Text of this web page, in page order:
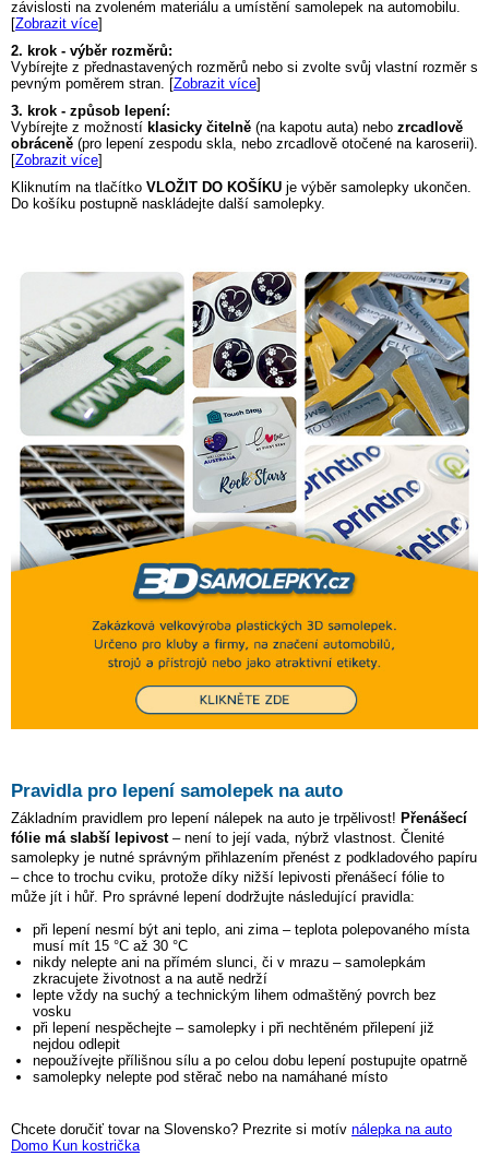
závislosti na zvoleném materiálu a umístění samolepek na automobilu.
[Zobrazit více]
2. krok - výběr rozměrů:
Vybírejte z přednastavených rozměrů nebo si zvolte svůj vlastní rozměr s
pevným poměrem stran. [Zobrazit více]
3. krok - způsob lepení:
Vybírejte z možností klasicky čitelně (na kapotu auta) nebo zrcadlově
obráceně (pro lepení zespodu skla, nebo zrcadlově otočené na karoserii).
[Zobrazit více]
Kliknutím na tlačítko VLOŽIT DO KOŠÍKU je výběr samolepky ukončen.
Do košíku postupně naskládejte další samolepky.
Pravidla pro lepení samolepek na auto
Základním pravidlem pro lepení nálepek na auto je trpělivost! Přenášecí
fólie má slabší lepivost– není to její vada, nýbrž vlastnost. Členité
samolepky je nutné správným přihlazením přenést z podkladového papíru
– chce to trochu cviku, protože díky nižší lepivosti přenášecí fólie to
může jít i hůř. Pro správné lepení dodržujte následující pravidla:
při lepení nesmí být ani teplo, ani zima – teplota polepovaného místa
musí mít 15 °C až 30 °C
nikdy nelepte ani na přímém slunci, či v mrazu – samolepkám
zkracujete životnost a na autě nedrží
lepte vždy na suchý a technickým lihem odmaštěný povrch bez
vosku
při lepení nespěchejte – samolepky i při nechtěném přilepení již
nejdou odlepit
nepoužívejte přílišnou sílu a po celou dobu lepení postupujte opatrně
samolepky nelepte pod stěrač nebo na namáhané místo
Chcete doručiť tovar na Slovensko? Prezrite si motív nálepka na auto
Domo Kun kostrička